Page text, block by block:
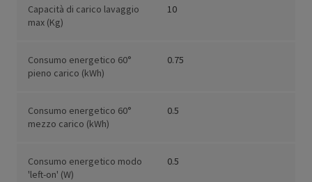
Capacità di carico lavaggio
max (Kg)
10
Consumo energetico 60°
pieno carico (kWh)
0.75
Consumo energetico 60°
mezzo carico (kWh)
0.5
Consumo energetico modo
'left-on' (W)
0.5